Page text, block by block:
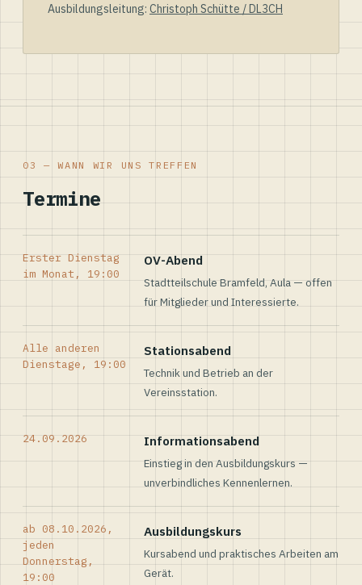
Ausbildungsleitung: Christoph Schütte / DL3CH
03 — WANN WIR UNS TREFFEN
Termine
Erster Dienstag
im Monat, 19:00
OV-Abend
Stadtteilschule Bramfeld, Aula — offen
für Mitglieder und Interessierte.
Alle anderen
Dienstage, 19:00
Stationsabend
Technik und Betrieb an der
Vereinsstation.
24.09.2026 Informationsabend
Einstieg in den Ausbildungskurs —
unverbindliches Kennenlernen.
ab 08.10.2026,
jeden
Donnerstag,
19:00
Ausbildungskurs
Kursabend und praktisches Arbeiten am
Gerät.